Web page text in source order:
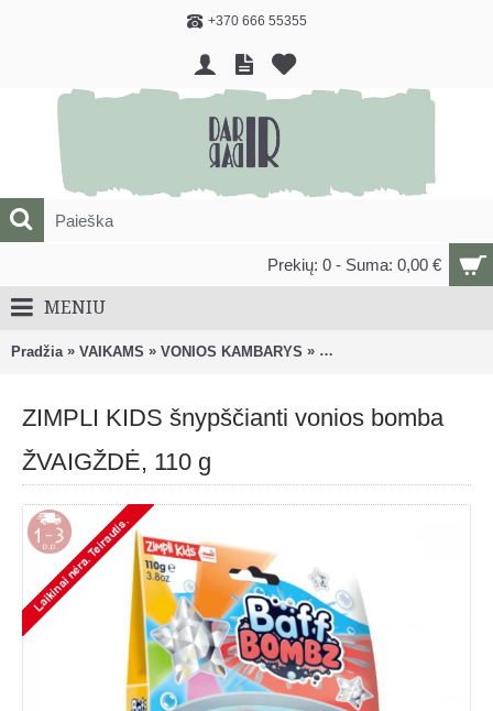
+370 666 55355
Prekių: 0 - Suma: 0,00 €
MENIU
Pradžia » VAIKAMS » VONIOS KAMBARYS » Maudynių, kūno
ZIMPLI KIDS šnypščianti vonios bomba
ŽVAIGŽDĖ, 110 g